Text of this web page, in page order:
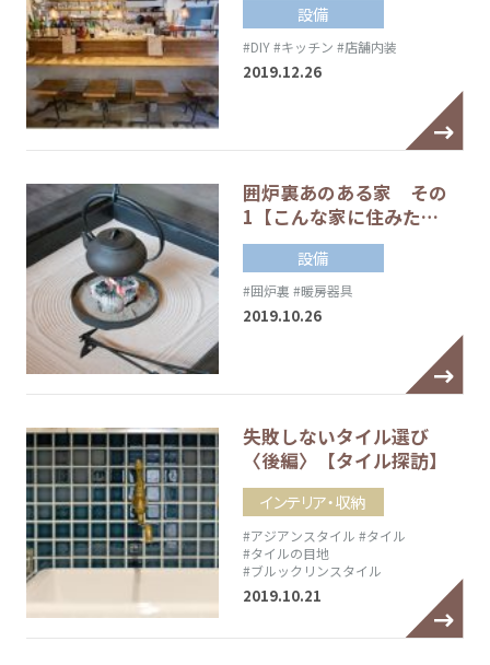
設備
#DIY#キッチン #店舗内装
2019.12.26
囲炉裏あのある家 その
1【こんな家に住みた…
設備
#囲炉裏 #暖房器具
2019.10.26
失敗しないタイル選び
〈後編〉【タイル探訪】
インテリア・収納
#アジアンスタイル #タイル
#タイルの目地
#ブルックリンスタイル
2019.10.21